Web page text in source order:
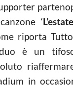
‘
riporta
è un
in